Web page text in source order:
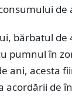
de
bărbatul de
pumnul în
ani, acesta
acordării de